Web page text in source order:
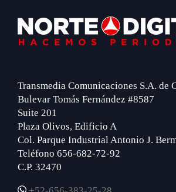
Footer
Transmedia Comunicaciones S.A. de
Bulevar Tomás Fernández #8587
Suite 201
Plaza Olivos, Edificio A
Col. Parque Industrial Antonio J.
Teléfono 656-682-72-92
C.P. 32470